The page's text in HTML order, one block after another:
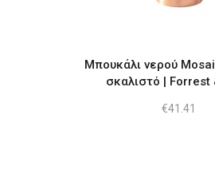
Μπουκάλι νερού
σκαλιστό | Forrest
€41.41